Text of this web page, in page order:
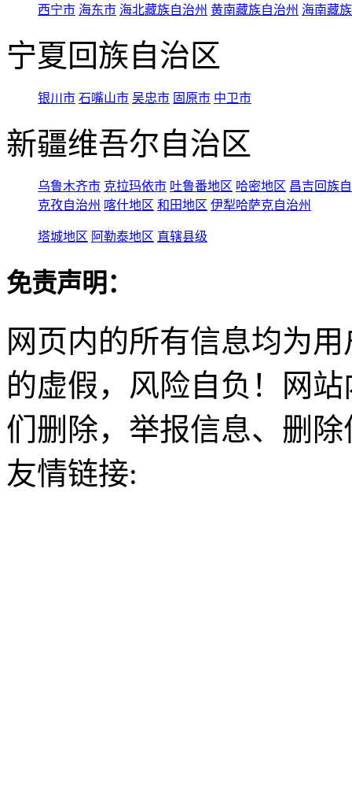
西宁市 海东市 海北藏族自治州 黄南藏族自治州 海南藏
宁夏回族自治区
银川市 石嘴山市 吴忠市 固原市 中卫市
新疆维吾尔自治区
乌鲁木齐市 克拉玛依市 吐鲁番地区 哈密地区 昌吉回族
克孜自治州 喀什地区 和田地区 伊犁哈萨克自治州
塔城地区 阿勒泰地区 直辖县级
免责声明：
网页内的所有信息均为
的虚假，风险自负！网
们删除，举报信息、删
友情链接: